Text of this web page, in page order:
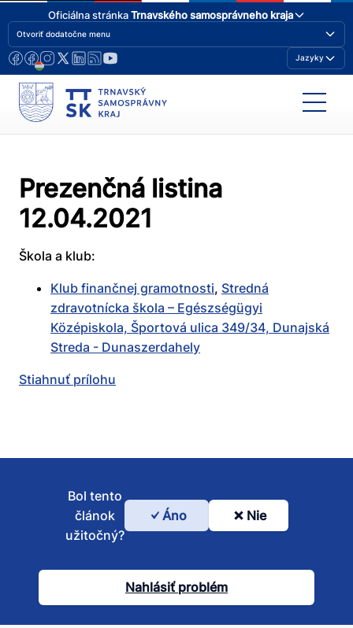
Oficiálna stránkaTrnavského samosprávneho kraja
Otvoriť dodatočne menu
Jazyky
Prezenčná listina
12.04.2021
Škola a klub:
Klub finančnej gramotnosti, Stredná
zdravotnícka škola – Egészségügyi
Középiskola, Športová ulica 349/34, Dunajská
Streda - Dunaszerdahely
Stiahnuť prílohu
Bol
článok
užitočný?
Bol tento
článok
užitočný?
Áno Nie
Nahlásiť problém